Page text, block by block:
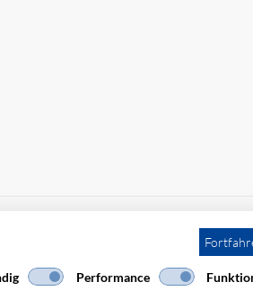
Performance